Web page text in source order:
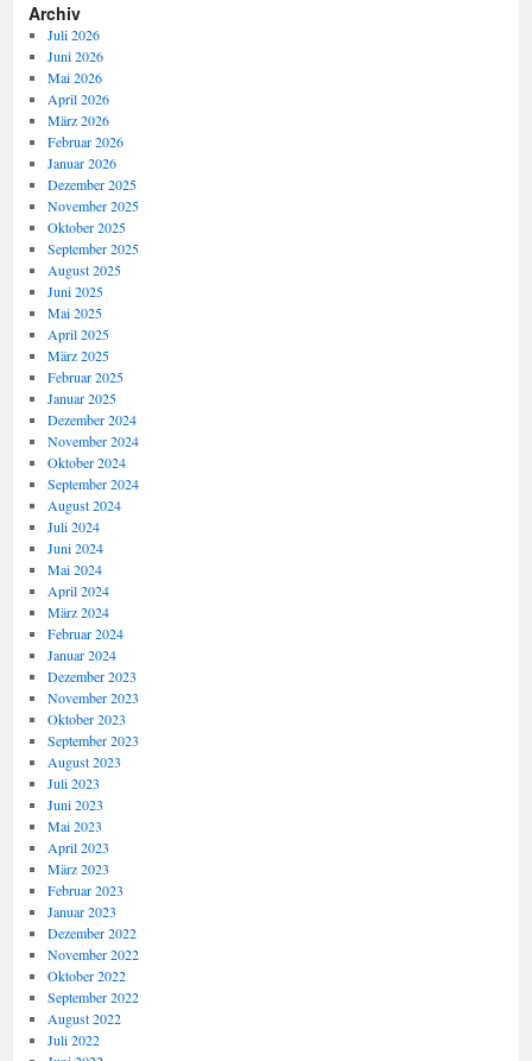
Archiv
Juli 2026
Juni 2026
Mai 2026
April 2026
März 2026
Februar 2026
Januar 2026
Dezember 2025
November 2025
Oktober 2025
September 2025
August 2025
Juni 2025
Mai 2025
April 2025
März 2025
Februar 2025
Januar 2025
Dezember 2024
November 2024
Oktober 2024
September 2024
August 2024
Juli 2024
Juni 2024
Mai 2024
April 2024
März 2024
Februar 2024
Januar 2024
Dezember 2023
November 2023
Oktober 2023
September 2023
August 2023
Juli 2023
Juni 2023
Mai 2023
April 2023
März 2023
Februar 2023
Januar 2023
Dezember 2022
November 2022
Oktober 2022
September 2022
August 2022
Juli 2022